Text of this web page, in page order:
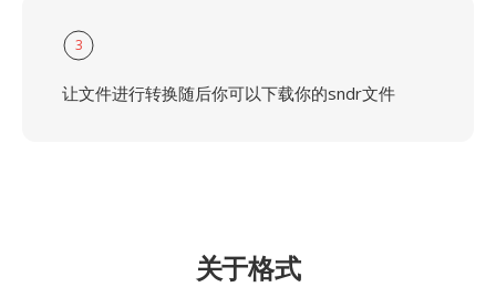
3
让文件进行转换随后你可以下载你的sndr文件
关于格式